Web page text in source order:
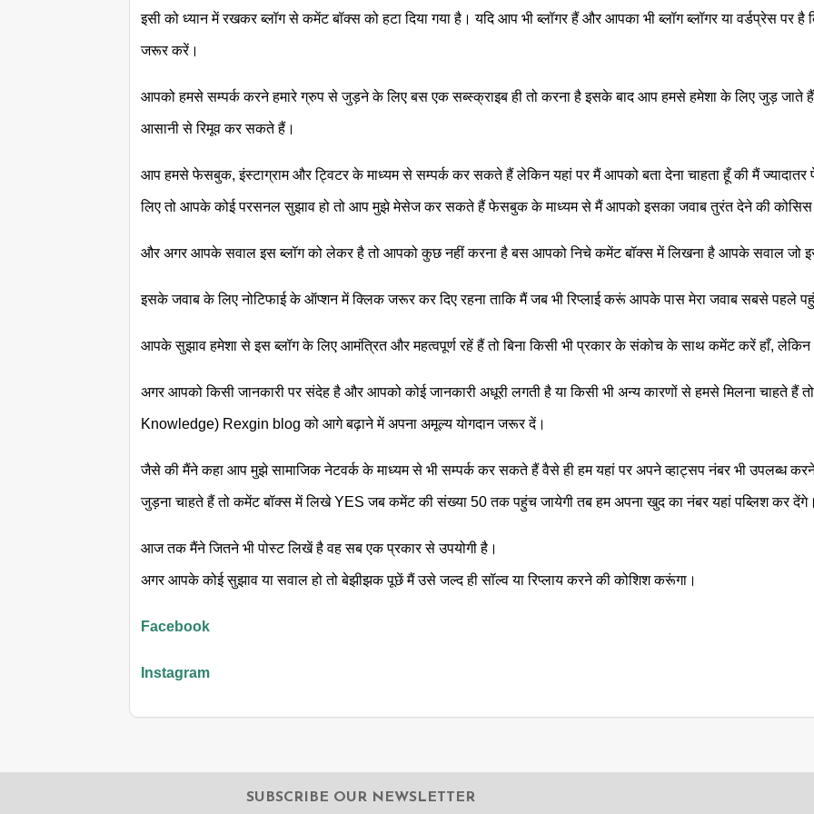
इसी को ध्यान में रखकर ब्लॉग से कमेंट बॉक्स को हटा दिया गया है। यदि आप भी ब्लॉगर हैं और आपका भी ब्लॉग ब्लॉगर या वर्डप्रेस पर है
जरूर करें।
आपको हमसे सम्पर्क करने हमारे ग्रुप से जुड़ने के लिए बस एक सब्स्क्राइब ही तो करना है इसके बाद आप हमसे हमेशा के लिए जुड़ जाते
आसानी से रिमूव कर सकते हैं।
आप हमसे फेसबुक, इंस्टाग्राम और ट्विटर के माध्यम से सम्पर्क कर सकते हैं लेकिन यहां पर मैं आपको बता देना चाहता हूँ की मैं
लिए तो आपके कोई परसनल सुझाव हो तो आप मुझे मेसेज कर सकते हैं फेसबुक के माध्यम से मैं आपको इसका जवाब तुरंत देने की
और अगर आपके सवाल इस ब्लॉग को लेकर है तो आपको कुछ नहीं करना है बस आपको निचे कमेंट बॉक्स में लिखना है आपके सवाल जो
इसके जवाब के लिए नोटिफाई के ऑप्शन में क्लिक जरूर कर दिए रहना ताकि मैं जब भी रिप्लाई करूं आपके पास मेरा जवाब सबसे पहले
आपके सुझाव हमेशा से इस ब्लॉग के लिए आमंत्रित और महत्वपूर्ण रहें हैं तो बिना किसी भी प्रकार के संकोच के साथ कमेंट करें हाँ,
अगर आपको किसी जानकारी पर संदेह है और आपको कोई जानकारी अधूरी लगती है या किसी भी अन्य कारणों से हमसे मिलना चाहते हैं
Knowledge) Rexgin blog को आगे बढ़ाने में अपना अमूल्य योगदान जरूर दें।
जैसे की मैंने कहा आप मुझे सामाजिक नेटवर्क के माध्यम से भी सम्पर्क कर सकते हैं वैसे ही हम यहां पर अपने व्हाट्सप नंबर भी उपलब्ध
जुड़ना चाहते हैं तो कमेंट बॉक्स में लिखे YES जब कमेंट की संख्या 50 तक पहुंच जायेगी तब हम अपना खुद का नंबर यहां पब्लिश कर
आज तक मैंने जितने भी पोस्ट लिखें है वह सब एक प्रकार से उपयोगी है।
अगर आपके कोई सुझाव या सवाल हो तो बेझीझक पूछें मैं उसे जल्द ही सॉल्व या रिप्लाय करने की कोशिश करूंगा।
Facebook
Instagram
SUBSCRIBE OUR NEWSLETTER